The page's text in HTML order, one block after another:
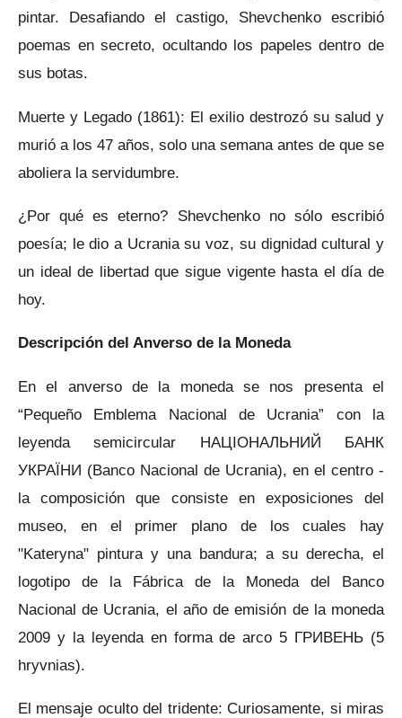
pintar. Desafiando el castigo, Shevchenko escribió
poemas en secreto, ocultando los papeles dentro de
sus botas.
Muerte y Legado (1861): El exilio destrozó su salud y
murió a los 47 años, solo una semana antes de que se
aboliera la servidumbre.
¿Por qué es eterno? Shevchenko no sólo escribió
poesía; le dio a Ucrania su voz, su dignidad cultural y
un ideal de libertad que sigue vigente hasta el día de
hoy.
Descripción del Anverso de la Moneda
En el anverso de la moneda se nos presenta el
“Pequeño Emblema Nacional de Ucrania” con la
leyenda semicircular НАЦІОНАЛЬНИЙ БАНК
УКРАЇНИ (Banco Nacional de Ucrania), en el centro -
la composición que consiste en exposiciones del
museo, en el primer plano de los cuales hay
"Kateryna" pintura y una bandura; a su derecha, el
logotipo de la Fábrica de la Moneda del Banco
Nacional de Ucrania, el año de emisión de la moneda
2009 y la leyenda en forma de arco 5 ГРИВЕНЬ (5
hryvnias).
El mensaje oculto del tridente: Curiosamente, si miras